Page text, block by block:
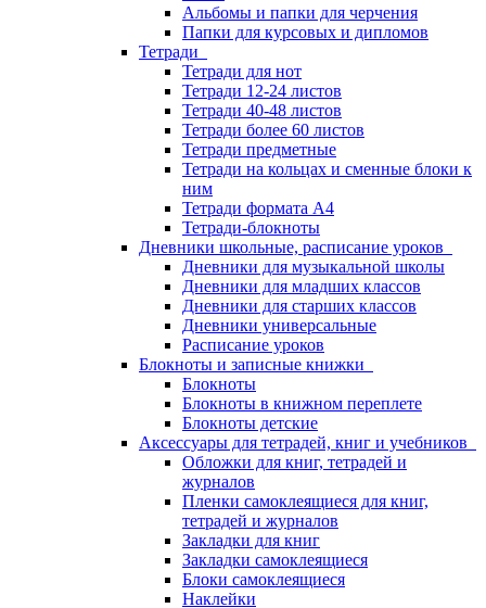
Альбомы и папки для черчения
Папки для курсовых и дипломов
Тетради
Тетради для нот
Тетради 12-24 листов
Тетради 40-48 листов
Тетради более 60 листов
Тетради предметные
Тетради на кольцах и сменные блоки к
ним
Тетради формата А4
Тетради-блокноты
Дневники школьные, расписание уроков
Дневники для музыкальной школы
Дневники для младших классов
Дневники для старших классов
Дневники универсальные
Расписание уроков
Блокноты и записные книжки
Блокноты
Блокноты в книжном переплете
Блокноты детские
Аксессуары для тетрадей, книг и учебников
Обложки для книг, тетрадей и
журналов
Пленки самоклеящиеся для книг,
тетрадей и журналов
Закладки для книг
Закладки самоклеящиеся
Блоки самоклеящиеся
Наклейки